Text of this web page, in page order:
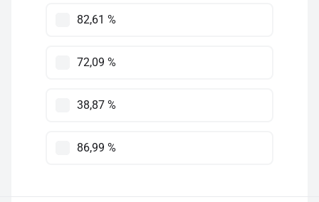
82,61 %
72,09 %
38,87 %
86,99 %